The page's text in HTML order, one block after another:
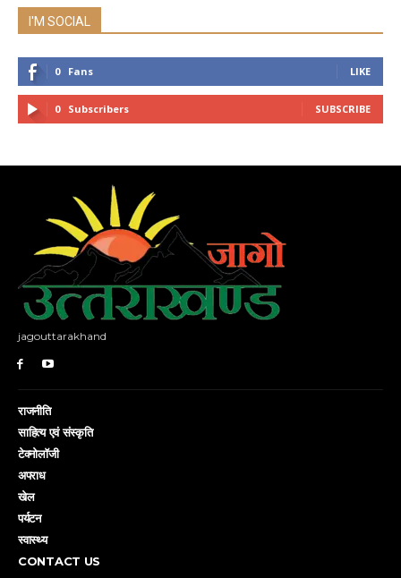
I'M SOCIAL
0 Fans LIKE
0 Subscribers SUBSCRIBE
jagouttarakhand
राजनीति
साहित्य एवं संस्कृति
टेक्नोलॉजी
अपराध
खेल
पर्यटन
स्वास्थ्य
CONTACT US